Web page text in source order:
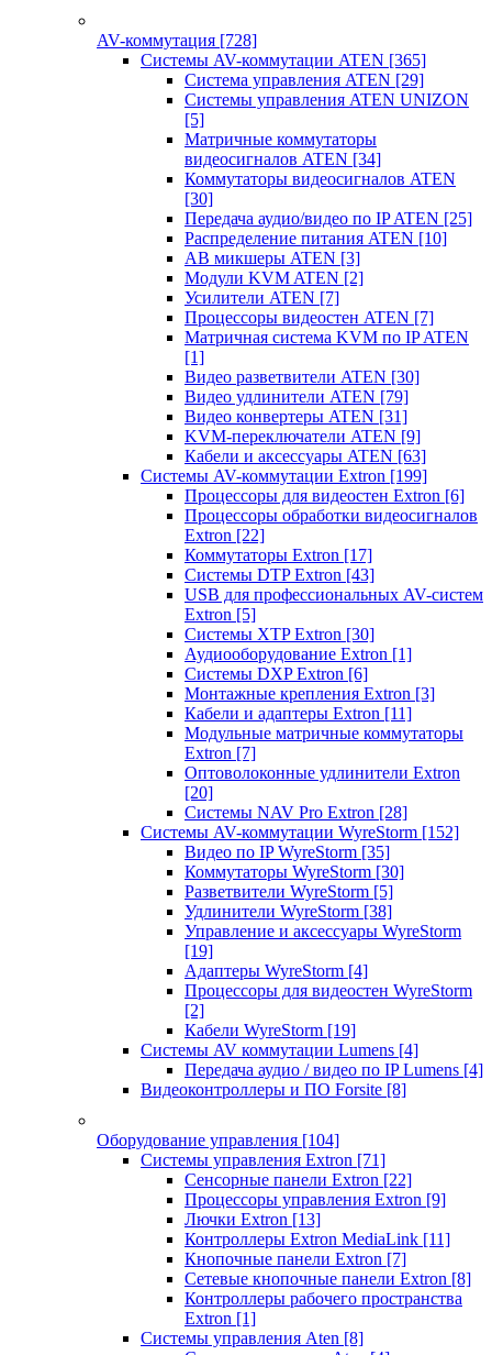
AV-коммутация [728]
Системы AV-коммутации ATEN [365]
Система управления ATEN [29]
Системы управления ATEN UNIZON
[5]
Матричные коммутаторы
видеосигналов ATEN [34]
Коммутаторы видеосигналов ATEN
[30]
Передача аудио/видео по IP ATEN [25]
Распределение питания ATEN [10]
АВ микшеры ATEN [3]
Модули KVM ATEN [2]
Усилители ATEN [7]
Процессоры видеостен ATEN [7]
Матричная система KVM по IP ATEN
[1]
Видео разветвители ATEN [30]
Видео удлинители ATEN [79]
Видео конвертеры ATEN [31]
KVM-переключатели ATEN [9]
Кабели и аксессуары ATEN [63]
Системы AV-коммутации Extron [199]
Процессоры для видеостен Extron [6]
Процессоры обработки видеосигналов
Extron [22]
Коммутаторы Extron [17]
Системы DTP Extron [43]
USB для профессиональных AV-систем
Extron [5]
Системы XTP Extron [30]
Аудиооборудование Extron [1]
Системы DXP Extron [6]
Монтажные крепления Extron [3]
Кабели и адаптеры Extron [11]
Модульные матричные коммутаторы
Extron [7]
Оптоволоконные удлинители Extron
[20]
Системы NAV Pro Extron [28]
Системы AV-коммутации WyreStorm [152]
Видео по IP WyreStorm [35]
Коммутаторы WyreStorm [30]
Разветвители WyreStorm [5]
Удлинители WyreStorm [38]
Управление и аксессуары WyreStorm
[19]
Адаптеры WyreStorm [4]
Процессоры для видеостен WyreStorm
[2]
Кабели WyreStorm [19]
Системы AV коммутации Lumens [4]
Передача аудио / видео по IP Lumens [4]
Видеоконтроллеры и ПО Forsite [8]
Оборудование управления [104]
Системы управления Extron [71]
Сенсорные панели Extron [22]
Процессоры управления Extron [9]
Лючки Extron [13]
Контроллеры Extron MediaLink [11]
Кнопочные панели Extron [7]
Сетевые кнопочные панели Extron [8]
Контроллеры рабочего пространства
Extron [1]
Системы управления Aten [8]